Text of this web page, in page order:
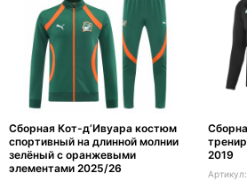
Сборная Кот-д’Ивуара костюм
спортивный на длинной молнии
зелёный с оранжевыми
элементами 2025/26
2019